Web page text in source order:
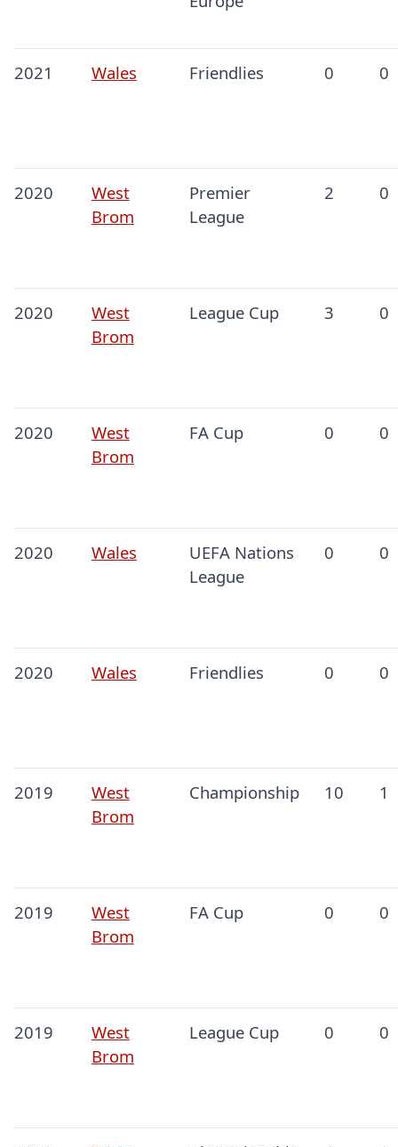
2021 Wales Friendlies 0 0
2020
West
Brom
Premier
League
2 0
2020
West
Brom
League Cup 3 0
2020
West
Brom
FA Cup 0 0
2020 Wales
UEFA Nations
League
0 0
2020 Wales Friendlies 0 0
2019
West
Brom
Championship 10 1
2019
West
Brom
FA Cup 0 0
2019
West
Brom
League Cup 0 0